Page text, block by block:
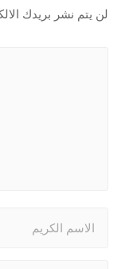
لن يتم نشر بريدك